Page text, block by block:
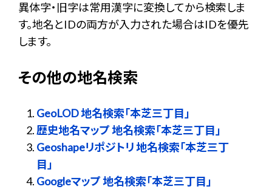
異体字・旧字は常用漢字に変換してから検索しま
す。地名とIDの両方が入力された場合はIDを優先
します。
その他の地名検索
GeoLOD 地名検索「本芝三丁目」
歴史地名マップ 地名検索「本芝三丁目」
Geoshapeリポジトリ 地名検索「本芝三丁
目」
Googleマップ 地名検索「本芝三丁目」